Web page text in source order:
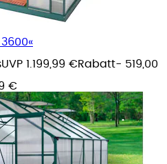
UVP 1.199,99 €Rabatt- 519,00
€